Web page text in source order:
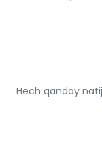
Hech qanday